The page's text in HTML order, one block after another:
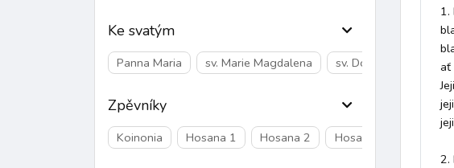
Ke svatým
Panna Maria sv. Marie Magdalena sv. Dominik sv.
Zpěvníky
Koinonia Hosana 1 Hosana 2 Hosana 3
1.
ať
2.